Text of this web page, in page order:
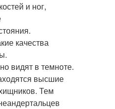
и ног,
качества
видят в темноте.
высшие
Тем